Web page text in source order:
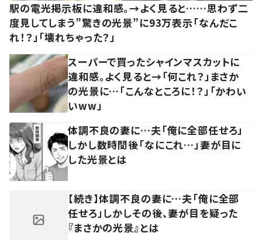
駅の電光掲示板に違和感。→よく見ると……思わず二
度見してしまう”驚きの光景”に93万表示「なんだこ
れ！？」「壊れちゃった？」
スーパーで買ったシャインマスカットに
違和感。よく見ると→「何これ？」まさか
の光景に…「こんなところに！？」「かわい
いww」
体調不良の妻に…夫「俺に全部任せろ」
しかし数時間後「なにこれ…」妻が目に
した光景とは
【続き】体調不良の妻に…夫「俺に全部
任せろ」しかしその後、妻が目を疑った
『まさかの光景』とは